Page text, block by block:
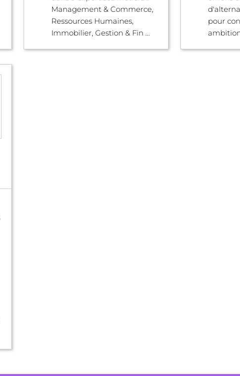
Management & Commerce,
Ressources Humaines,
Immobilier, Gestion & Fin ...
pour